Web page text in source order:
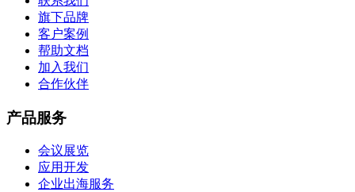
旗下品牌
客户案例
帮助文档
加入我们
合作伙伴
产品服务
会议展览
应用开发
企业出海服务